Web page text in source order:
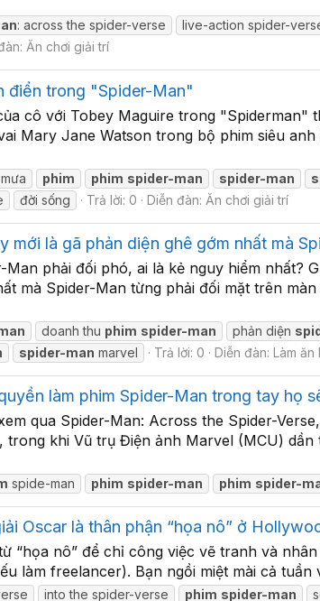
: across the spider-verse live-action spider-
Ăn chơi giải trí
điển trong "Spider-Man"
cô với Tobey Maguire trong
Mary Jane Watson trong bộ phim siêu
phim phim spider-man spider-man
đời sống Trả lời: 0 Diễn đàn: Ăn chơi giải trí
mới là gã phản diện ghê gớm nhất mà
phải đối phó, ai là kẻ nguy hiểm nhất?
mà Spider-Man từng phải đối mặt trên
doanh thu phim spider-man phản diện
spider-man marvel Trả lời: 0 Diễn đàn: Làm ăn
làm phim Spider-Man trong tay họ
qua Spider-Man: Across the Spider-
trong khi Vũ trụ Điện ảnh Marvel (MCU)
spide-man phim spider-man phim spider-
Oscar là thân phận “họa nô” ở
“họa nô” để chỉ công việc vẽ tranh và
làm freelancer). Bạn ngồi miệt mài cả
into the spider-verse phim spider-man